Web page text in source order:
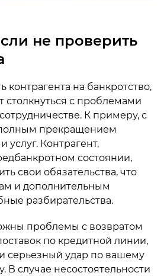
не проверить
контрагента на банкротство,
столкнуться с проблемами
К примеру, с
прекращением
услуг. Контрагент,
состоянии,
свои обязательства, что
и дополнительным
разбирательства.
проблемы с возвратом
по кредитной линии,
серьезный удар по вашему
В случае несостоятельности